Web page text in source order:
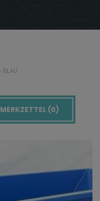
BLAU
MERKZETTEL (0)